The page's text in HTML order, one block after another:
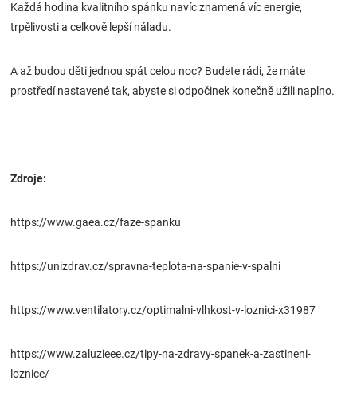
Každá hodina kvalitního spánku navíc znamená víc energie,
trpělivosti a celkově lepší náladu.
A až budou děti jednou spát celou noc? Budete rádi, že máte
prostředí nastavené tak, abyste si odpočinek konečně užili naplno.
Zdroje:
https://www.gaea.cz/faze-spanku
https://unizdrav.cz/spravna-teplota-na-spanie-v-spalni
https://www.ventilatory.cz/optimalni-vlhkost-v-loznici-x31987
https://www.zaluzieee.cz/tipy-na-zdravy-spanek-a-zastineni-
loznice/